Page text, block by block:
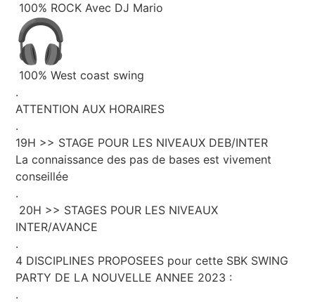
100% ROCK Avec DJ Mario
100% West coast swing
.
ATTENTION AUX HORAIRES
.
19H >> STAGE POUR LES NIVEAUX DEB/INTER
La connaissance des pas de bases est vivement
conseillée
.
20H >> STAGES POUR LES NIVEAUX
INTER/AVANCE
.
4 DISCIPLINES PROPOSEES pour cette SBK SWING
PARTY DE LA NOUVELLE ANNEE 2023 :
.